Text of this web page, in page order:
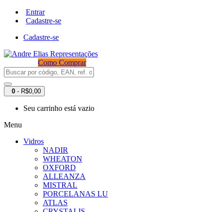
Entrar
Cadastre-se
Cadastre-se
Como Comprar
0 - R$0,00
Seu carrinho está vazio
Menu
Vidros
NADIR
WHEATON
OXFORD
ALLEANZA
MISTRAL
PORCELANAS LU
ATLAS